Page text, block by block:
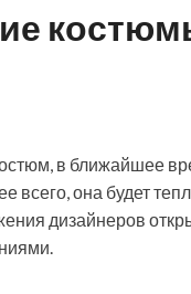
в ближайшее
всего, она будет
дизайнеров